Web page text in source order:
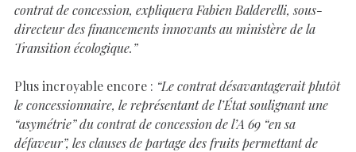
contrat de concession, expliquera Fabien Balderelli, sous-
directeur des financements innovants au ministère de la
Transition écologique.”
Plus incroyable encore : “Le contrat désavantagerait plutôt
le concessionnaire, le représentant de l’État soulignant une
“asymétrie” du contrat de concession de l’A 69 “en sa
défaveur”, les clauses de partage des fruits permettant de